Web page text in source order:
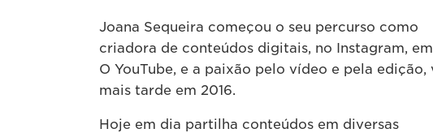
Joana Sequeira começou o seu percurso como
criadora de conteúdos digitais, no Instagram, em
O YouTube, e a paixão pelo vídeo e pela edição,
mais tarde em 2016.
Hoje em dia partilha conteúdos em diversas